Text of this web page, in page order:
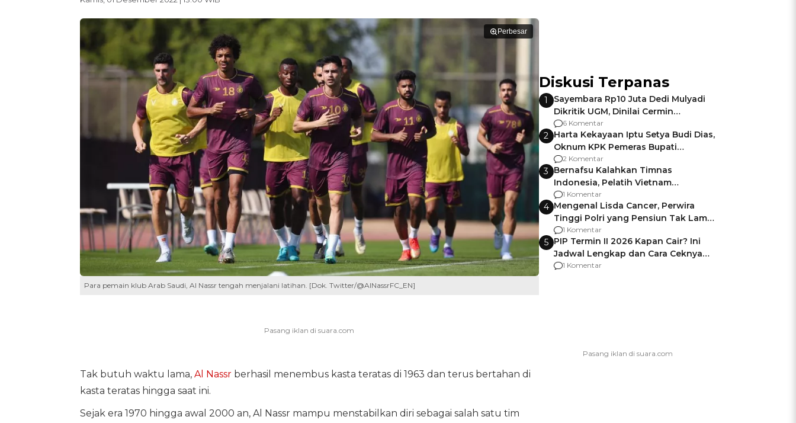
Perbesar
Para pemain klub Arab Saudi, Al Nassr tengah menjalani latihan. [Dok. Twitter/@AlNassrFC_EN]
Tak butuh waktu lama, Al Nassrberhasil menembus kasta teratas di 1963 dan terus bertahan di
kasta teratas hingga saat ini.
Sejak era 1970 hingga awal 2000 an, Al Nassr mampu menstabilkan diri sebagai salah satu tim
Diskusi Terpanas
1
Sayembara Rp10 Juta Dedi Mulyadi
Dikritik UGM, Dinilai Cermin
Gagalnya Negara Jamin Keamanan
6 Komentar
2 Harta Kekayaan Iptu Setya Budi Dias,
Oknum KPK Pemeras Bupati
Pemalang
2 Komentar
3 Bernafsu Kalahkan Timnas
Indonesia, Pelatih Vietnam
Berencana Pakai Jimat di Pakansari
1 Komentar
4 Mengenal Lisda Cancer, Perwira
Tinggi Polri yang Pensiun Tak Lama
Usai Jadi Brigjen
1 Komentar
5 PIP Termin II 2026 Kapan Cair? Ini
Jadwal Lengkap dan Cara Ceknya
agar Dana Tidak Hangus!
1 Komentar